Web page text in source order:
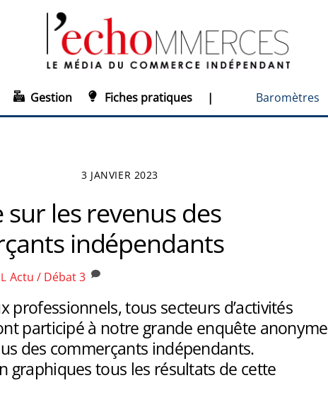
Gestion Fiches pratiques | Baromètres
3 JANVIER 2023
sur les revenus des
indépendants
Actu / Débat3
professionnels, tous secteurs d’activités
participé à notre grande enquête anonyme
des commerçants indépendants.
graphiques tous les résultats de cette